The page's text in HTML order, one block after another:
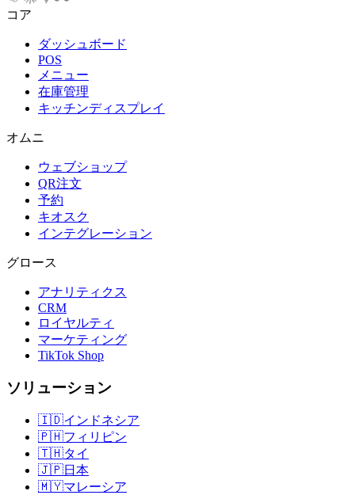
コア
ダッシュボード
POS
メニュー
在庫管理
キッチンディスプレイ
オムニ
ウェブショップ
QR注文
予約
キオスク
インテグレーション
グロース
アナリティクス
CRM
ロイヤルティ
マーケティング
TikTok Shop
ソリューション
🇮🇩インドネシア
🇵🇭フィリピン
🇹🇭タイ
🇯🇵日本
🇲🇾マレーシア